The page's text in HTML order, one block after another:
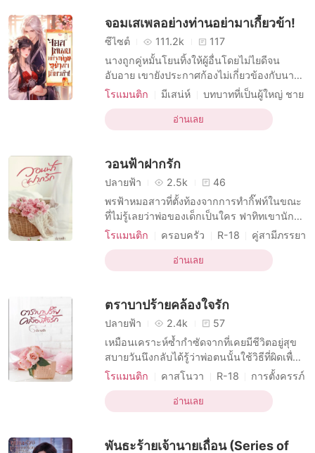
การมีเพศสัมพันธ์ครั้งแรก
จอมเสเพลอย่างท่านอย่ามาเกี้ยวข้า!
ซีไซต์ 111.2k
117
นางถูกคู่หมั้นโยนทิ้งให้ผู้อื่นโดยไม่ไยดีจน
อับอาย เขายังประกาศก้องไม่เกี่ยวข้องกับนาง
อีก เหตใดยามนี้เขาจึงพยายามเข้ามาวุ่นวายกับ
นางนักไสหัวไปให้พ้นเจ้าคนเสเพลข้าไม่มีวัน
หลงกลสนใจเจ้าเป็นอันขาด! นิยายเรื่องนี้เป็น
ภาคต่อของนิยายเรื่อง สองสามีของข้าคือท่าน
หากอยา
โรแมนติก มีเสน่ห์
บทบาทที่เป็นผู้ใหญ่ ชาย
R-18
ย้อนยุค ดราม่า จีนโบราณ
อ่านเลย
วอนฟ้าฝากรัก
ปลายฟ้า 2.5k
46
พรฟ้าหมอสาวที่ตั้งท้องจากการทำกิ๊ฟท์ในขณะ
ที่ไม่รู้เลยว่าพ่อของเด็กเป็นใคร ฟาทิทเขานัก
ธุรกิจที่บ้างานจนจนไม่คิดจะมีครอบครัวหากจะ
วิทยาศาสตร์...ติดตามความสนุกได้ในเรื่องเลย
นะคะ เรื่องวอนฟ้าฝากรัก พระเอก ฟาทิท เขา
เลี่ยมเป็นทายาทคนเดียวข
โรแมนติก ครอบครัว R-18
คู่สามีภรรยา
การอยู่กินด้วยกัน
การตั้งครรภ์
อ่านเลย
ตราบาปร้ายคล้องใจรัก
ปลายฟ้า 2.4k
57
เหมือนเคราะห์ซ้ำกำซัดจากที่เคยมีชีวิตอยู่สุข
สบายวันนึงกลับได้รู้ว่าพ่อตนนั้นใช้วิธีที่ผิดเพื่อ
แย่งสมบัตินี้มาเป็นของตนและทุกอย่างก็หมดสิ้น
ตัวตายหนีความผิดแถมคนหัวอ่อนอย่างเธอกลับ
ต้องมาเจอเพื่อนที่ไม่จริงใจหลอกให้มาขายตัว
โรแมนติก คาสโนวา R-18
การตั้งครรภ์
อดีตอันน่าเศร้า
อ่านเลย
พันธะร้ายเจ้านายเถื่อน (Series of